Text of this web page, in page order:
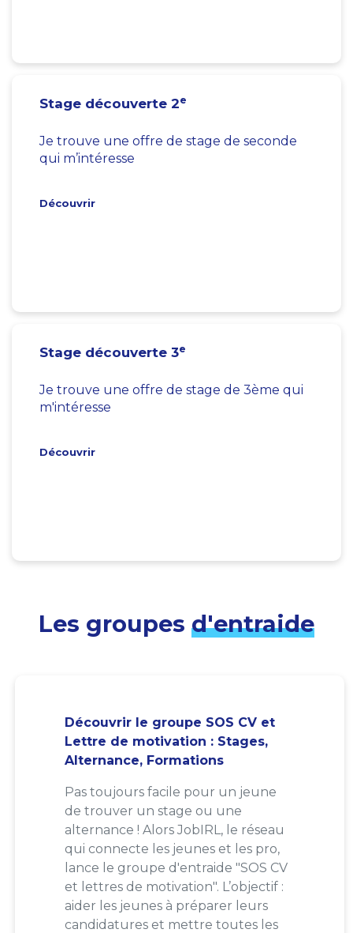
Stage découverte 2e
Je trouve une offre de stage de seconde
qui m’intéresse
Découvrir
Stage découverte 3e
Je trouve une offre de stage de 3ème qui
m'intéresse
Découvrir
Les groupes d'entraide
Découvrir le groupe SOS CV et
Lettre de motivation : Stages,
Alternance, Formations
Pas toujours facile pour un jeune
de trouver un stage ou une
alternance ! Alors JobIRL, le réseau
qui connecte les jeunes et les pro,
lance le groupe d'entraide "SOS CV
et lettres de motivation". L’objectif :
aider les jeunes à préparer leurs
candidatures et mettre toutes les